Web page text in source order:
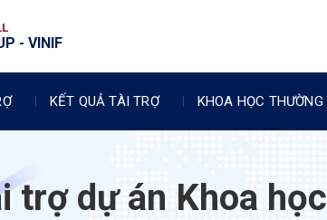
- VINIF
KẾT QUẢ TÀI TRỢ KHOA HỌC THƯỜNG
trợ dự án Khoa